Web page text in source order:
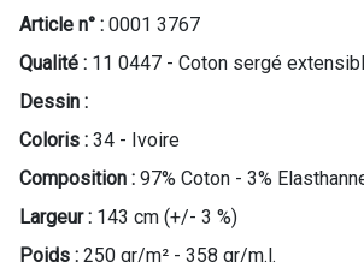
Article n° : 0001 3767
Qualité : 11 0447 - Coton sergé
Dessin :
Coloris : 34 - Ivoire
Composition : 97% Coton - 3%
Largeur : 143 cm (+/- 3 %)
Poids : 250 gr/m² - 358 gr/m.l.